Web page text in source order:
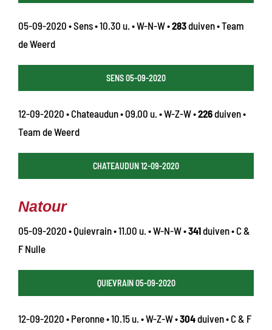
05-09-2020 • Sens • 10.30 u. • W-N-W •283duiven • Team
de Weerd
SENS 05-09-2020
12-09-2020 • Chateaudun • 09.00 u. • W-Z-W •226duiven •
Team de Weerd
CHATEAUDUN 12-09-2020
Natour
05-09-2020 • Quievrain • 11.00 u. • W-N-W •341duiven • C &
F Nulle
QUIEVRAIN 05-09-2020
12-09-2020 • Peronne • 10.15 u. • W-Z-W •304duiven • C & F